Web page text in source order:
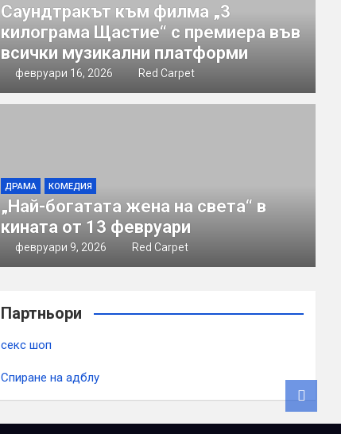
Саундтракът към филма „3
килограма Щастие“ с премиера във
всички музикални платформи
февруари 16, 2026 Red Carpet
ДРАМА КОМЕДИЯ
„Най-богатата жена на света“ в
кината от 13 февруари
февруари 9, 2026 Red Carpet
Партньори
секс шоп
Спиране на адблу